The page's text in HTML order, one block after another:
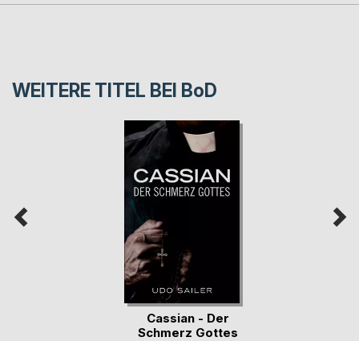
WEITERE TITEL BEI BoD
Cassian - Der
Schmerz Gottes